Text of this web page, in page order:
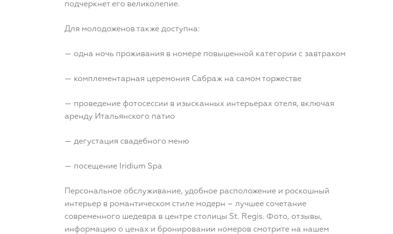
подчеркнет его великолепие.
Для молодоженов также доступна:
— одна ночь проживания в номере повышенной категории с завтраком
— комплементарная церемония Сабраж на самом торжестве
— проведение фотосессии в изысканных интерьерах отеля, включая
аренду Итальянского патио
— дегустация свадебного меню
— посещение Iridium Spa
Персональное обслуживание, удобное расположение и роскошный
интерьер в романтическом стиле модерн – лучшее сочетание
современного шедевра в центре столицы St. Regis. Фото, отзывы,
информацию о ценах и бронировании номеров смотрите на нашем